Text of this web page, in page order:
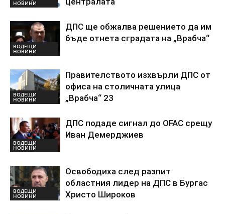
НОВИНИ
ВОДЕЩИ
НОВИНИ
ДПС ще обжалва решението да им
бъде отнета сградата на „Врабча“
ВОДЕЩИ
НОВИНИ
Правителството изхвърли ДПС от
офиса на столичната улица
„Врабча“ 23
ВОДЕЩИ
НОВИНИ
ДПС подаде сигнал до OFAC срещу
Иван Демерджиев
ВОДЕЩИ
НОВИНИ
Освободиха след разпит
областния лидер на ДПС в Бургас
Христо Широков